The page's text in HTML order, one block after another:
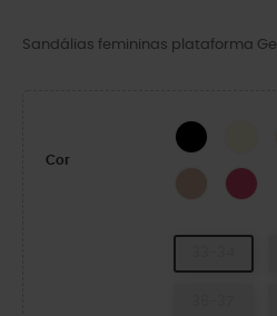
Sandálias femininas plataforma
Cor
BLACK
Pink Caramel
Dragon